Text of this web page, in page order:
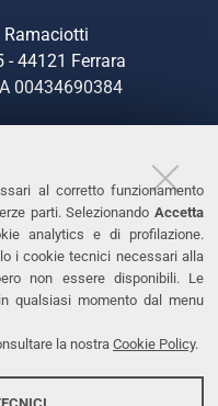
al corretto funzionamento
parti. Selezionando Accetta
analytics e di profilazione.
i cookie tecnici necessari alla
non essere disponibili. Le
qualsiasi momento dal menu
la nostra Cookie Policy.
Ramaciotti
44121 Ferrara
00434690384